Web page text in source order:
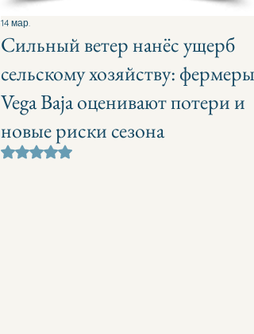
Главная Реклама
Сильный ветер нанёс ущерб
сельскому хозяйству: фермеры
Vega Baja оценивают потери и
новые риски сезона
14 мар.
Оценка: не число из 5 звезд.